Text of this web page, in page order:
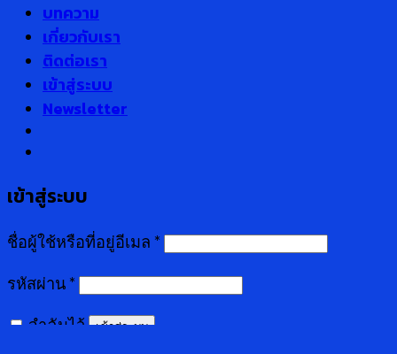
บทความ
เกี่ยวกับเรา
ติดต่อเรา
เข้าสู่ระบบ
Newsletter
เข้าสู่ระบบ
ชื่อผู้ใช้หรือที่อยู่อีเมล *
รหัสผ่าน *
จำฉันไว้ เข้าสู่ระบบ